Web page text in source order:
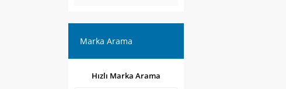
Marka Arama
Hızlı Marka Arama